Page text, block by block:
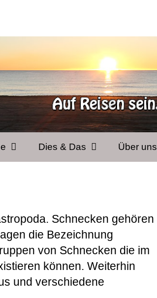
Dies & Das Über uns
Schnecken gehören
die Bezeichnung
von Schnecken die im
können. Weiterhin
und verschiedene